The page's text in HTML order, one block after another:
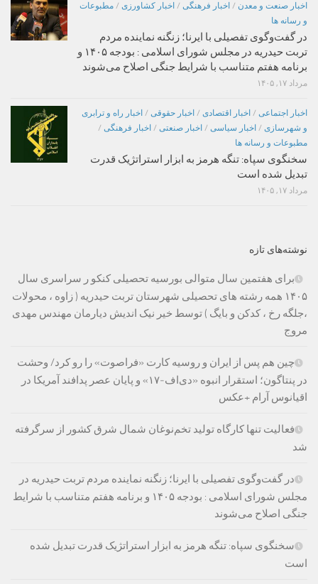
اخبار صنعت و معدن / اخبار فرهنگی / اخبار کشاورزی / مطبوعات
و رسانه ها
در گفت‌وگوی تفصیلی با ایرنا؛ زنگنه نماینده مردم
تربت حیدریه در مجلس شورای اسلامی : بودجه ۱۴۰۵ و
برنامه هفتم متناسب با شرایط جنگی اصلاح می‌شوند
مرداد ۱۷, ۱۴۰۵
اخبار اجتماعی / اخبار اقتصادی / اخبار حقوقی / اخبار راه و ترابری
و شهرسازی / اخبار سیاسی / اخبار صنعتی / اخبار فرهنگی /
مطبوعات و رسانه ها
سخنگوی سپاه: تنگه هرمز به ابزار استراتژیک قدرت
تبدیل شده است
مرداد ۱۷, ۱۴۰۵
نوشته‌های تازه
برای هفتمین سال متوالی بورسیه تحصیلی کنکو ر سراسری سال
۱۴۰۵ همه رشته های تحصیلی شهرستان تربت حیدریه ( زاوه ، محولات
،جلگه رخ ، کدکن و بایگ ) توسط خیر نیک اندیش دیارمان مهندس مهدی
مروج
چین هم پس از ایران و روسیه کارت «فراصوت» را رو کرد/ وحشت
در پنتاگون؛ استقرار انبوه «دی‌اف‑۱۷» و پایان عصر پدافند آمریکا در
اقیانوس آرام +عکس
فعالیت تنها کارگاه تولید تخم‌نوغان شمال شرق کشور از سرگرفته
شد
در گفت‌وگوی تفصیلی با ایرنا؛ زنگنه نماینده مردم تربت حیدریه در
مجلس شورای اسلامی : بودجه ۱۴۰۵ و برنامه هفتم متناسب با شرایط
جنگی اصلاح می‌شوند
سخنگوی سپاه: تنگه هرمز به ابزار استراتژیک قدرت تبدیل شده
است